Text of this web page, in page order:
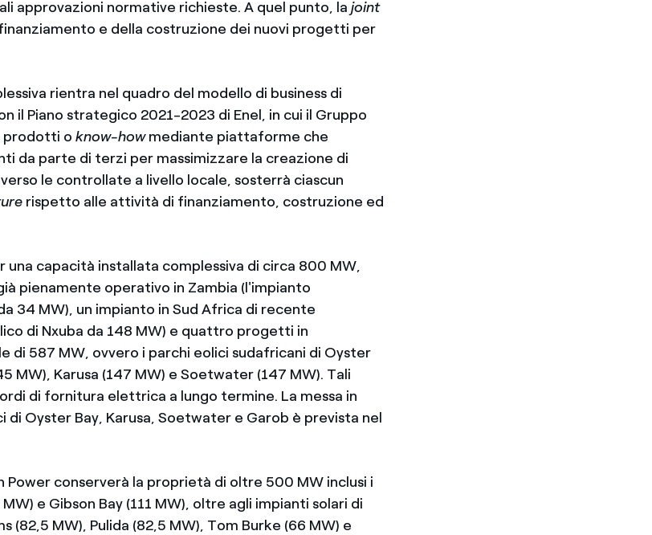
approvazioni normative richieste. A quel punto, lajoint
e della costruzione dei nuovi progetti per
rientra nel quadro del modello di business di
il Piano strategico 2021-2023 di Enel, in cui il Gruppo
prodotti oknow-howmediante piattaforme che
da parte di terzi per massimizzare la creazione di
le controllate a livello locale, sosterrà ciascun
rispetto alle attività di finanziamento, costruzione ed
una capacità installata complessiva di circa 800 MW,
pienamente operativo in Zambia (l'impianto
34 MW), un impianto in Sud Africa di recente
di Nxuba da 148 MW) e quattro progetti in
di 587 MW, ovvero i parchi eolici sudafricani di Oyster
MW), Karusa (147 MW) e Soetwater (147 MW). Tali
di fornitura elettrica a lungo termine. La messa in
di Oyster Bay, Karusa, Soetwater e Garob è prevista nel
Power conserverà la proprietà di oltre 500 MW inclusi i
e Gibson Bay (111 MW), oltre agli impianti solari di
(82,5 MW), Pulida (82,5 MW), Tom Burke (66 MW) e